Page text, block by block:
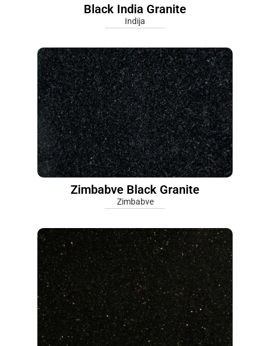
Black India Granite
Indija
Zimbabve Black Granite
Zimbabve